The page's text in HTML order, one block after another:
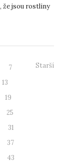
že jsou rostliny
7
13
19
25
31
37
43
Starší